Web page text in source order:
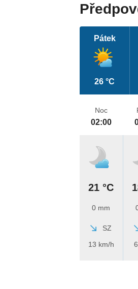
Pátek
26 °C
Noc
02:00
21 °C
0 mm
SZ
13 km/h